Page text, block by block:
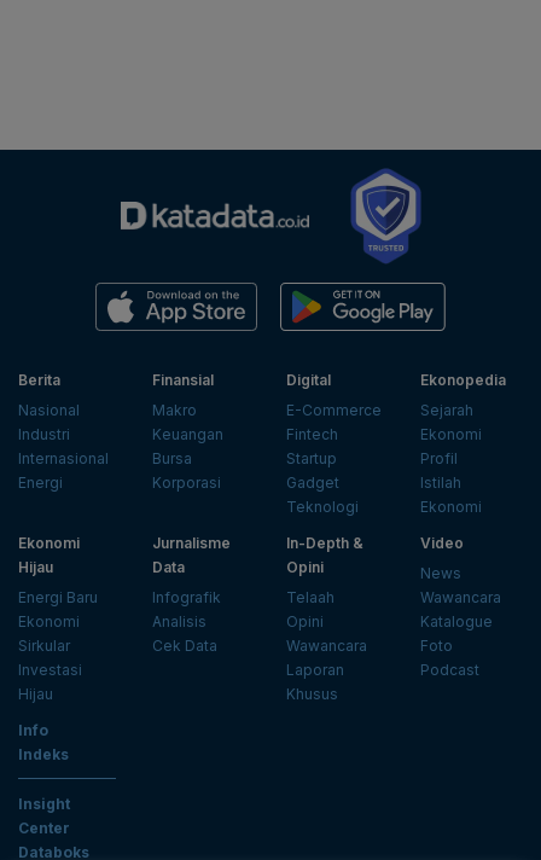
Berita
Nasional
Industri
Internasional
Energi
Finansial
Makro
Keuangan
Bursa
Korporasi
Digital
E-Commerce
Fintech
Startup
Gadget
Teknologi
Ekonopedia
Sejarah
Ekonomi
Profil
Istilah
Ekonomi
Ekonomi
Hijau
Energi Baru
Ekonomi
Sirkular
Investasi
Hijau
Jurnalisme
Data
Infografik
Analisis
Cek Data
In-Depth &
Opini
Telaah
Opini
Wawancara
Laporan
Khusus
Video
News
Wawancara
Katalogue
Foto
Podcast
Info
Indeks
Insight
Center
Databoks